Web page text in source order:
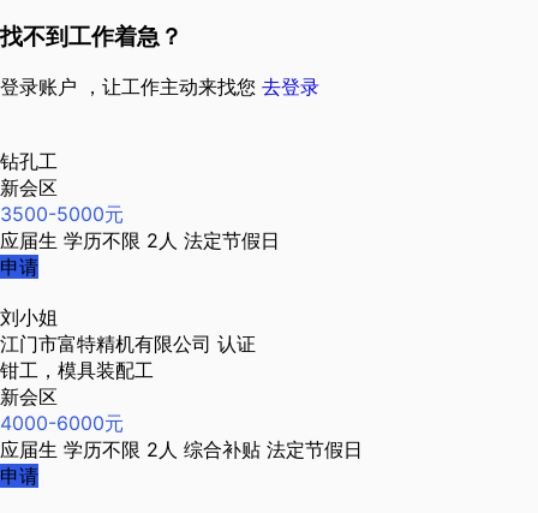
找不到工作着急？
登录账户 ，让工作主动来找您 去登录
钻孔工
新会区
3500-5000元
应届生 学历不限 2人 法定节假日
申请
刘小姐
江门市富特精机有限公司 认证
钳工，模具装配工
新会区
4000-6000元
应届生 学历不限 2人 综合补贴 法定节假日
申请